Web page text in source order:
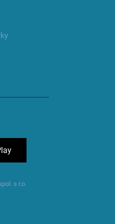
s r.o.